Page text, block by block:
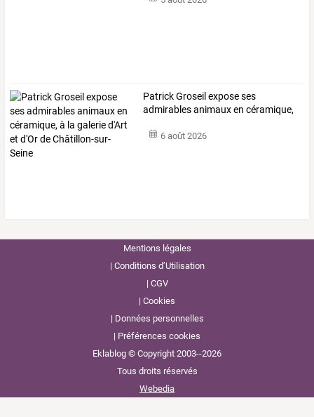
PatrickGroseil exposeses
admirablesanimauxen céramique,
6 août 2026
Mentions légales
Conditions d’Utilisation
CGV
Cookies
Données personnelles
Préférences cookies
Eklablog © Copyright 2003--2026
Tous droits réservés
Webedia